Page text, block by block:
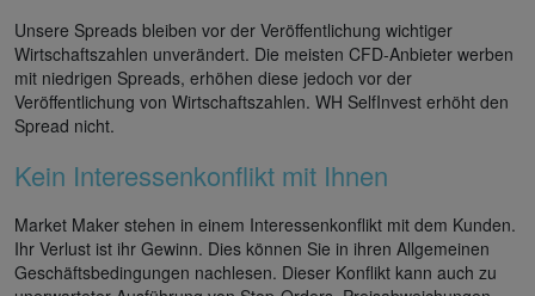
Unsere Spreads bleiben vor der Veröffentlichung wichtiger
Wirtschaftszahlen unverändert. Die meisten CFD-Anbieter werben
mit niedrigen Spreads, erhöhen diese jedoch vor der
Veröffentlichung von Wirtschaftszahlen. WH SelfInvest erhöht den
Spread nicht.
Kein Interessenkonflikt mit Ihnen
Market Maker stehen in einem Interessenkonflikt mit dem Kunden.
Ihr Verlust ist ihr Gewinn. Dies können Sie in ihren Allgemeinen
Geschäftsbedingungen nachlesen. Dieser Konflikt kann auch zu